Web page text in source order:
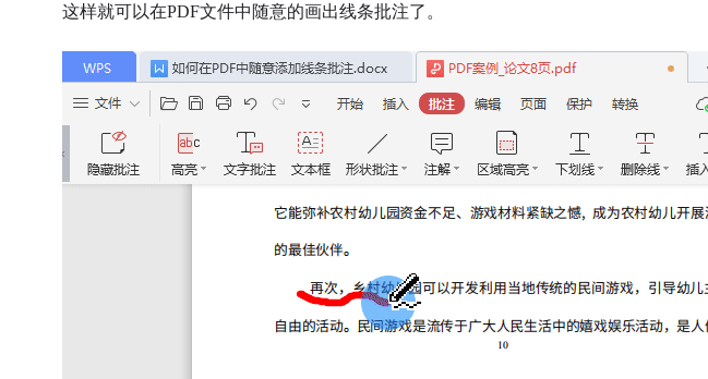
这样就可以在PDF文件中随意的画出线条批注了。